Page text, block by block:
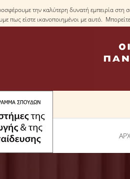
την καλύτερη δυνατή εμπειρία στη
πως είστε ικανοποιημένοι με αυτό.